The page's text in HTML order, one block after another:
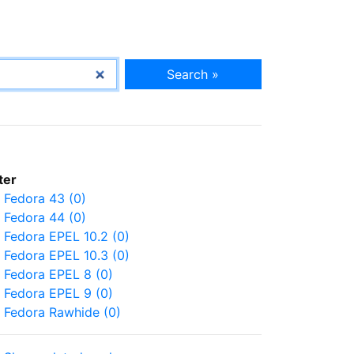
Search »
Fedora 43 (0)
Fedora 44 (0)
Fedora EPEL 10.2 (0)
Fedora EPEL 10.3 (0)
Fedora EPEL 8 (0)
Fedora EPEL 9 (0)
Fedora Rawhide (0)